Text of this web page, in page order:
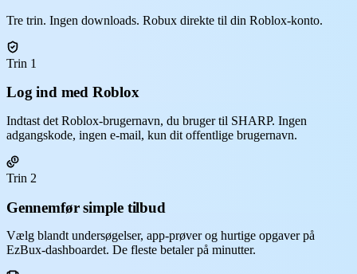
Tre trin. Ingen downloads. Robux direkte til din Roblox-konto.
Trin 1
Log ind med Roblox
Indtast det Roblox-brugernavn, du bruger til SHARP. Ingen
adgangskode, ingen e-mail, kun dit offentlige brugernavn.
Trin 2
Gennemfør simple tilbud
Vælg blandt undersøgelser, app-prøver og hurtige opgaver på
EzBux-dashboardet. De fleste betaler på minutter.